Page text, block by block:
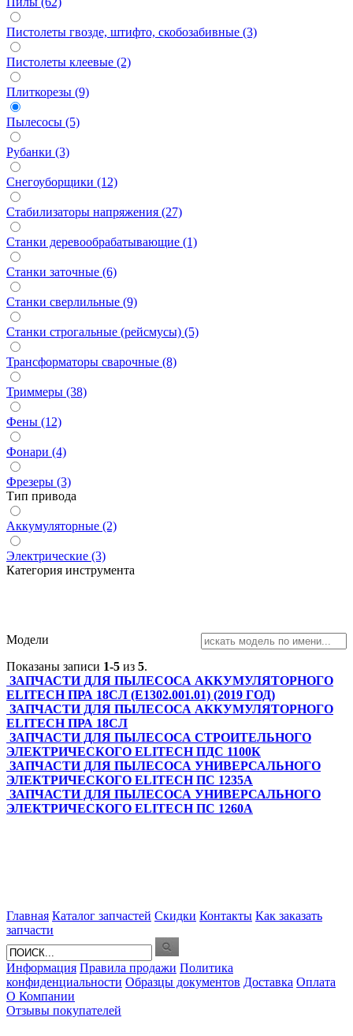
Пистолеты гвозде, штифто, скобозабивные (3)
Пистолеты клеевые (2)
Плиткорезы (9)
Пылесосы (5)
Рубанки (3)
Снегоуборщики (12)
Стабилизаторы напряжения (27)
Станки деревообрабатывающие (1)
Станки заточные (6)
Станки сверлильные (9)
Станки строгальные (рейсмусы) (5)
Трансформаторы сварочные (8)
Триммеры (38)
Фены (12)
Фонари (4)
Фрезеры (3)
Тип привода
Аккумуляторные (2)
Электрические (3)
Категория инструмента
Модели
Показаны записи 1-5 из 5.
ЗАПЧАСТИ ДЛЯ ПЫЛЕСОСА АККУМУЛЯТОРНОГО
ELITECH ПРА 18СЛ (Е1302.001.01) (2019 ГОД)
ЗАПЧАСТИ ДЛЯ ПЫЛЕСОСА АККУМУЛЯТОРНОГО
ELITECH ПРА 18СЛ
ЗАПЧАСТИ ДЛЯ ПЫЛЕСОСА СТРОИТЕЛЬНОГО
ЭЛЕКТРИЧЕСКОГО ELITECH ПДС 1100К
ЗАПЧАСТИ ДЛЯ ПЫЛЕСОСА УНИВЕРСАЛЬНОГО
ЭЛЕКТРИЧЕСКОГО ELITECH ПС 1235А
ЗАПЧАСТИ ДЛЯ ПЫЛЕСОСА УНИВЕРСАЛЬНОГО
ЭЛЕКТРИЧЕСКОГО ELITECH ПС 1260А
Главная Каталог запчастей Скидки Контакты Как заказать
запчасти
Информация Правила продажи Политика
конфиденциальности Образцы документов Доставка Оплата
О Компании
Отзывы покупателей